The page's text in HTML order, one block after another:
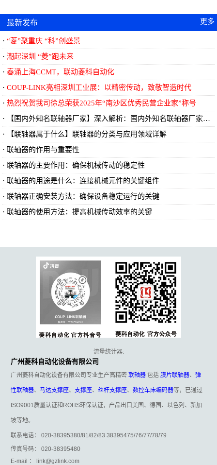
最新发布
“菱”聚重庆 “科”创盛景
潮起深圳 “菱”跑未来
春涌上海CCMT，联动菱科自动化
COUP-LINK亮相深圳工业展：以精密传动，致敬智造时代
热烈祝贺我司徐总荣获2025年“南沙区优秀民营企业家”称号
【国内外知名联轴器厂家】深入解析：国内外知名联轴器厂家及其创新技术
【联轴器属于什么】联轴器的分类与应用领域详解
联轴器的作用与重要性
​联轴器的主要作用：确保机械传动的稳定性
​联轴器的用途是什么：连接机械元件的关键组件
​联轴器正确安装方法：确保设备稳定运行的关键
​联轴器的使用方法：提高机械传动效率的关键
更多
<<..
流量统计器:
广州菱科自动化设备有限公司
广州菱科自动化设备有限公司专业生产高精密联轴器 包括膜片联轴器、弹
性联轴器、马达支撑座、 支撑座、 丝杆支撑座、数控车床编码器等，已通过
ISO9001质量认证和ROHS环保认证，产品出口美国、德国、以色列、新加
坡等地。
联系电话： 020-38395380/81/82/83 38395475/76/77/78/79
传真号码： 020-38395480
E-mail ： link@gzlink.com